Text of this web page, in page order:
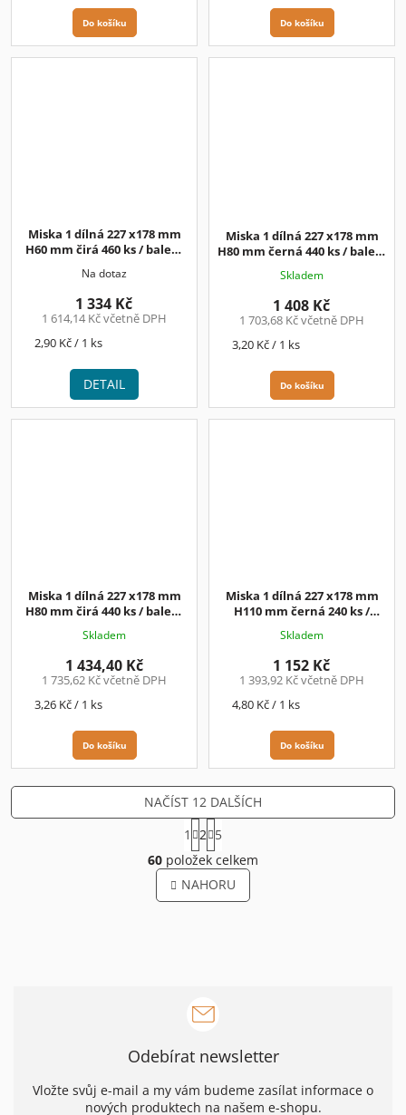
Do košíku Do košíku
Miska 1 dílná 227 x178 mm
H60 mm čirá 460 ks / balení
Na dotaz
1 614,14 Kč včetně DPH
1 334 Kč
Měrná
2,90 Kč / 1 ks
DETAIL
Miska 1 dílná 227 x178 mm
H80 mm černá 440 ks / balení
Skladem
1 703,68 Kč včetně DPH
1 408 Kč
Měrná
3,20 Kč / 1 ks
Do košíku
Miska 1 dílná 227 x178 mm
H80 mm čirá 440 ks / balení
Skladem
1 735,62 Kč včetně DPH
1 434,40 Kč
Měrná
3,26 Kč / 1 ks
Do košíku
Miska 1 dílná 227 x178 mm
H110 mm černá 240 ks /
Skladem
1 393,92 Kč včetně DPH
1 152 Kč
Měrná
4,80 Kč / 1 ks
Do košíku
O
v
l
á
r
v
y
ý
p
NAČÍST 12 DALŠÍCH
S
t
r
á
n
k
1 2 5
60 položek celkem
NAHORU
Odebírat newsletter
Vložte svůj e-mail a my vám budeme zasílat informace o
nových produktech na našem e-shopu.